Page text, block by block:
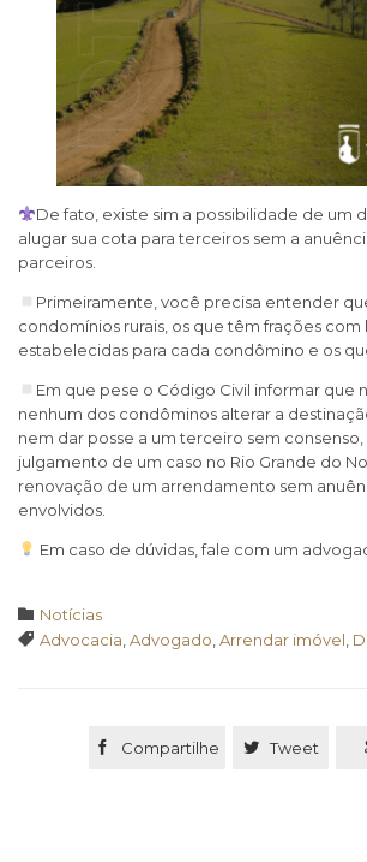
De fato, existe sim a possibilidade de um
alugar sua cota para terceiros sem a
parceiros.
Primeiramente, você precisa entender
condomínios rurais, os que têm frações com
estabelecidas para cada condômino e os
Em que pese o Código Civil informar que
nenhum dos condôminos alterar a
nem dar posse a um terceiro sem consenso,
julgamento de um caso no Rio Grande do
renovação de um arrendamento sem
envolvidos.
Em caso de dúvidas, fale com um
 Category
Notícias
 Tags
Advocacia Advogado Arrendar imóvel
 Compartilhe  Tweet